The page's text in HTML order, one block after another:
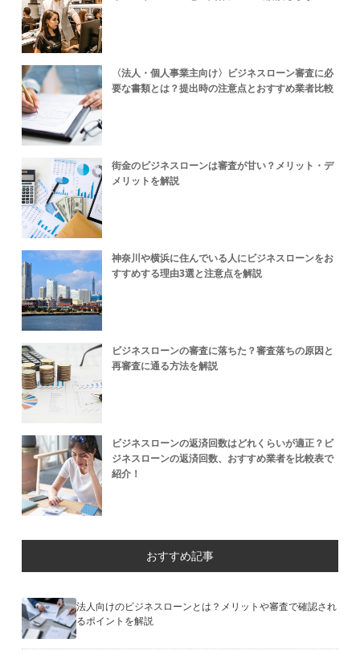
〈法人・個人事業主向け〉ビジネスローン審査に必
要な書類とは？提出時の注意点とおすすめ業者比較
街金のビジネスローンは審査が甘い？メリット・デ
メリットを解説
神奈川や横浜に住んでいる人にビジネスローンをお
すすめする理由3選と注意点を解説
ビジネスローンの審査に落ちた？審査落ちの原因と
再審査に通る方法を解説
ビジネスローンの返済回数はどれくらいが適正？ビ
ジネスローンの返済回数、おすすめ業者を比較表で
紹介！
おすすめ記事
法人向けのビジネスローンとは？メリットや審査で確認され
るポイントを解説